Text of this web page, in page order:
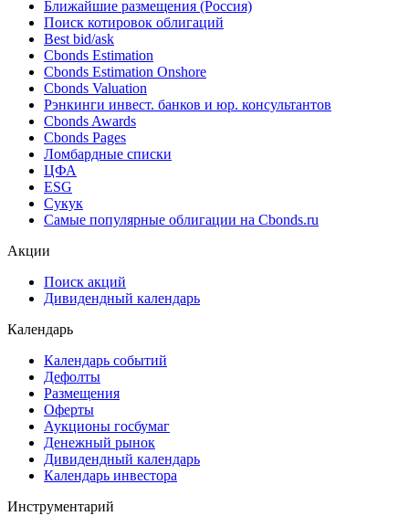
Ближайшие размещения (Россия)
Поиск котировок облигаций
Best bid/ask
Cbonds Estimation
Cbonds Estimation Onshore
Cbonds Valuation
Рэнкинги инвест. банков и юр. консультантов
Cbonds Awards
Cbonds Pages
Ломбардные списки
ЦФА
ESG
Сукук
Самые популярные облигации на Cbonds.ru
Акции
Поиск акций
Дивидендный календарь
Календарь
Календарь событий
Дефолты
Размещения
Оферты
Аукционы госбумаг
Денежный рынок
Дивидендный календарь
Календарь инвестора
Инструментарий